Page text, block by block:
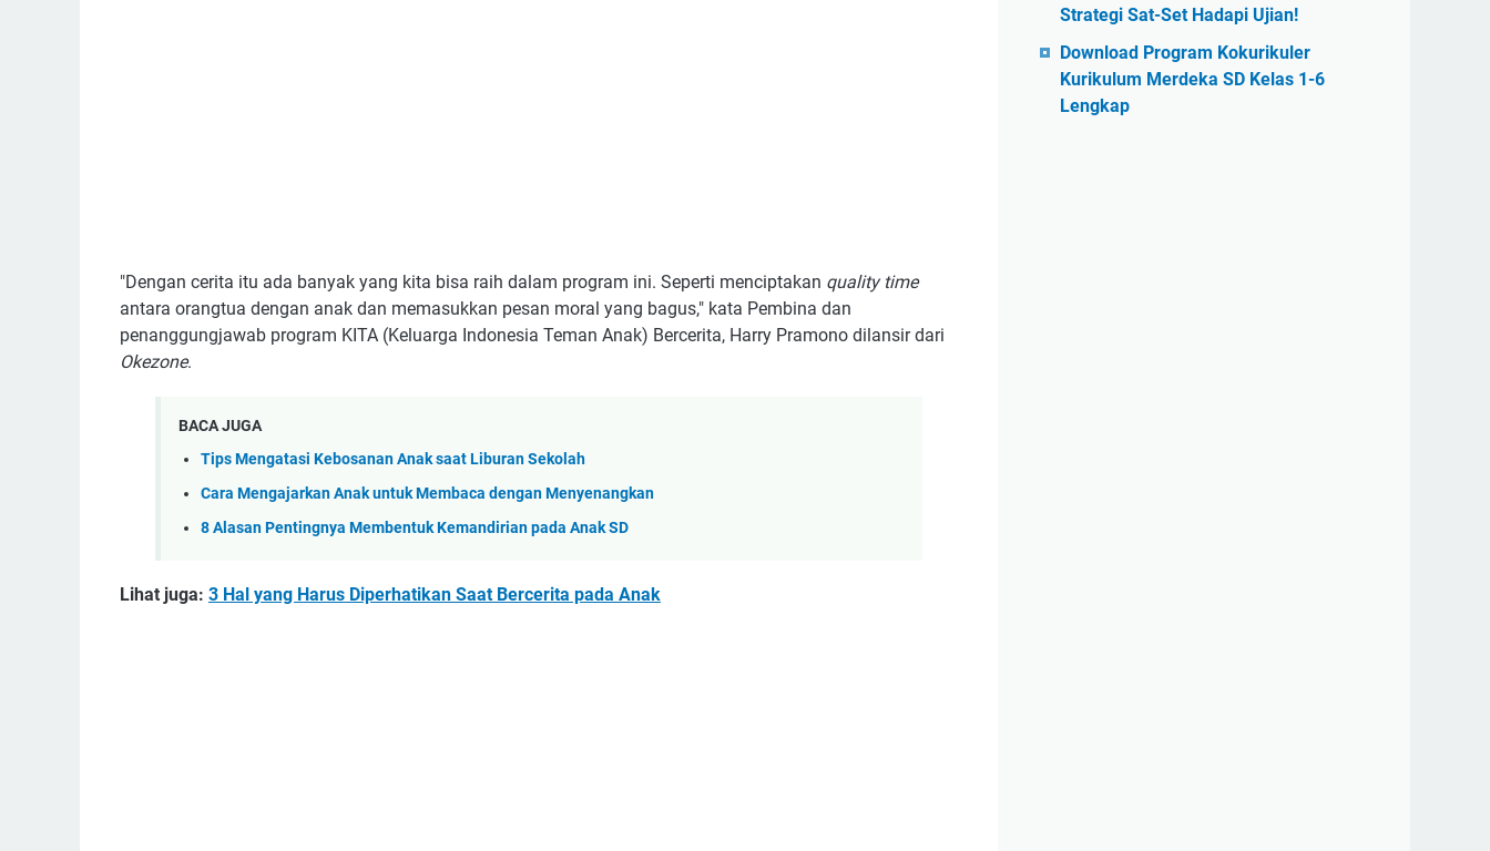
"Dengan cerita itu ada banyak yang kita bisa raih dalam program ini. Seperti menciptakan quality time
antara orangtua dengan anak dan memasukkan pesan moral yang bagus," kata Pembina dan
penanggungjawab program KITA (Keluarga Indonesia Teman Anak) Bercerita, Harry Pramono dilansir dari
Okezone.
BACA JUGA
Tips Mengatasi Kebosanan Anak saat Liburan Sekolah
Cara Mengajarkan Anak untuk Membaca dengan Menyenangkan
8 Alasan Pentingnya Membentuk Kemandirian pada Anak SD
Lihat juga: 3 Hal yang Harus Diperhatikan Saat Bercerita pada Anak
Strategi Sat-Set Hadapi Ujian!
Download Program Kokurikuler
Kurikulum Merdeka SD Kelas 1-6
Lengkap